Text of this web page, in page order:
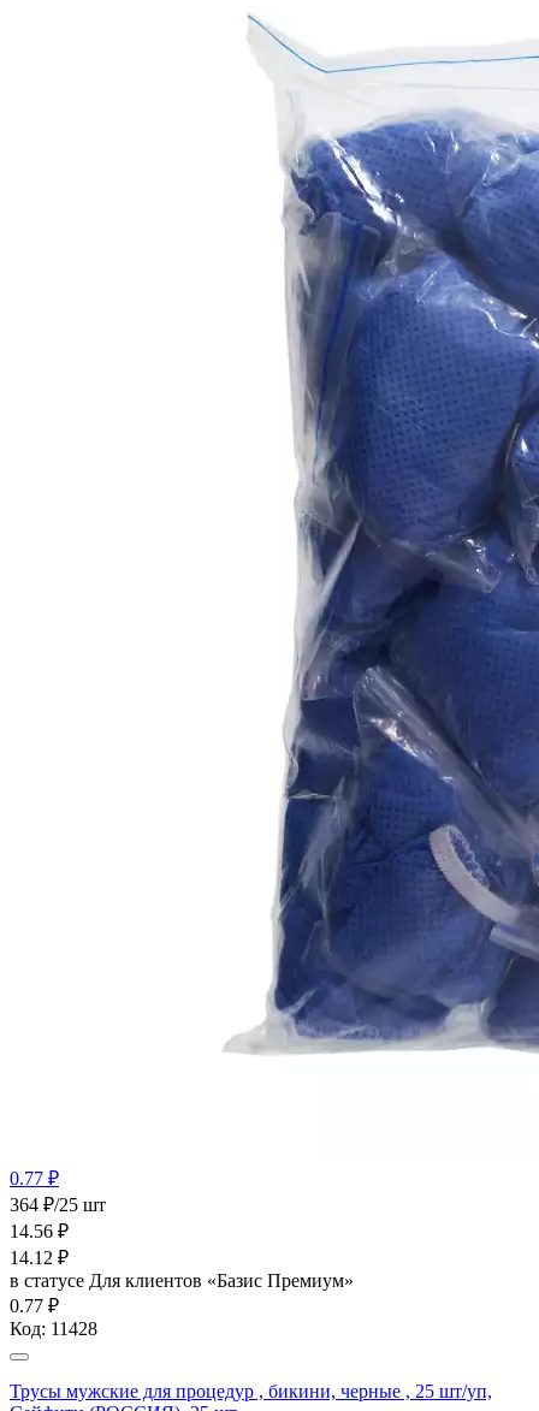
0.77 ₽
364 ₽/25 шт
14.56 ₽
14.12 ₽
в статусе Для клиентов «Базис Премиум»
0.77 ₽
Код: 11428
Трусы мужские для процедур , бикини, черные , 25 шт/уп,